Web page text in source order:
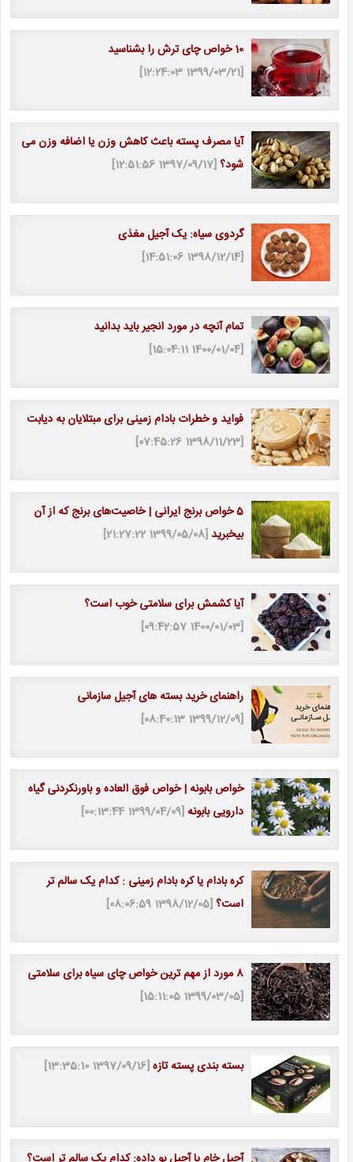
10 خواص چای ترش را بشناسید
[1399/03/21 12:24:03]
آیا مصرف پسته باعث کاهش وزن یا اضافه وزن می
شود؟[1397/09/17 12:51:56]
گردوی سیاه: یک آجیل مغذی
[1398/12/14 14:51:06]
تمام آنچه در مورد انجیر باید بدانید
[1400/01/04 15:04:11]
فواید و خطرات بادام زمینی برای مبتلایان به دیابت
[1398/11/23 07:45:26]
5 خواص برنج ایرانی | خاصیت‎‌های برنج که از آن
بی‎خبرید
[1399/05/08 21:27:22]
آیا کشمش برای سلامتی خوب است؟
[1400/01/03 09:42:57]
راهنمای خرید بسته های آجیل سازمانی
[1399/12/09 08:40:13]
خواص بابونه | خواص فوق العاده و باورنکردنی گیاه
دارویی بابونه[1399/04/09 00:13:44]
کره بادام یا کره بادام زمینی : کدام یک سالم تر
است؟[1398/12/05 08:06:59]
8 مورد از مهم ترین خواص چای سیاه برای سلامتی
[1399/03/05 15:11:05]
بسته بندی پسته تازه[1397/09/16 13:35:10]